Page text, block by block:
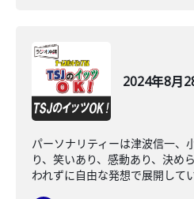
2024年8月
パーソナリティーは津波信一、
り、笑いあり、感動あり、決め
われずに自由な発想で展開して